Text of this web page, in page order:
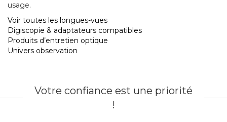
usage.
Voir toutes les longues-vues
Digiscopie & adaptateurs compatibles
Produits d’entretien optique
Univers observation
Votre confiance est une priorité
!